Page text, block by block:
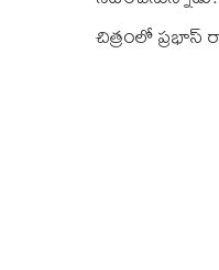
చిత్రంలో